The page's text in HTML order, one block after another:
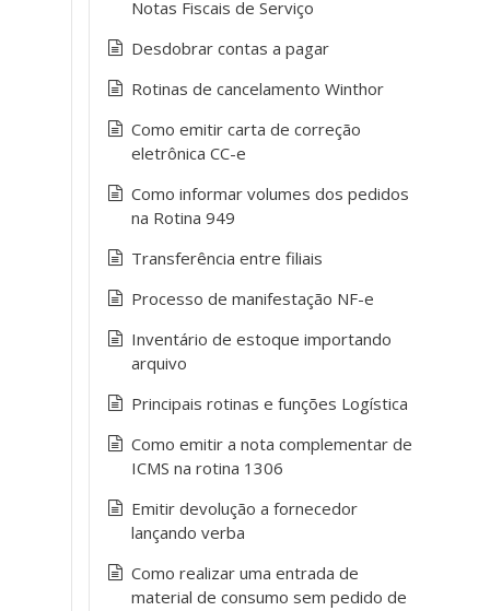
Notas Fiscais de Serviço
Desdobrar contas a pagar
Rotinas de cancelamento Winthor
Como emitir carta de correção
eletrônica CC-e
Como informar volumes dos pedidos
na Rotina 949
Transferência entre filiais
Processo de manifestação NF-e
Inventário de estoque importando
arquivo
Principais rotinas e funções Logística
Como emitir a nota complementar de
ICMS na rotina 1306
Emitir devolução a fornecedor
lançando verba
Como realizar uma entrada de
material de consumo sem pedido de